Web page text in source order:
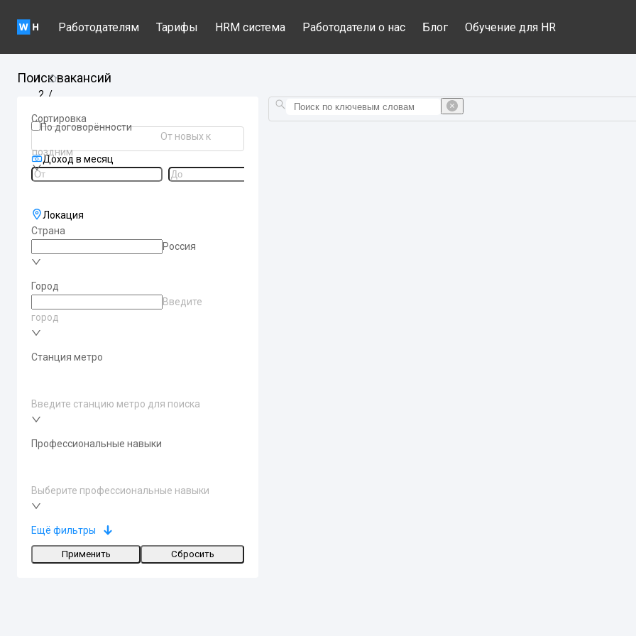
Работодателям Тарифы HRM система Работодатели о нас Блог Обучение для HR
/
/
/
Поиск вакансий
Сортировка
От новых к
поздним
Доход в месяц
По договорённости
Локация
Страна
Россия
Город
Введите
город
Станция метро
Введите станцию метро для поиска
Профессиональные навыки
Выберите профессиональные навыки
Ещё фильтры
Применить Сбросить